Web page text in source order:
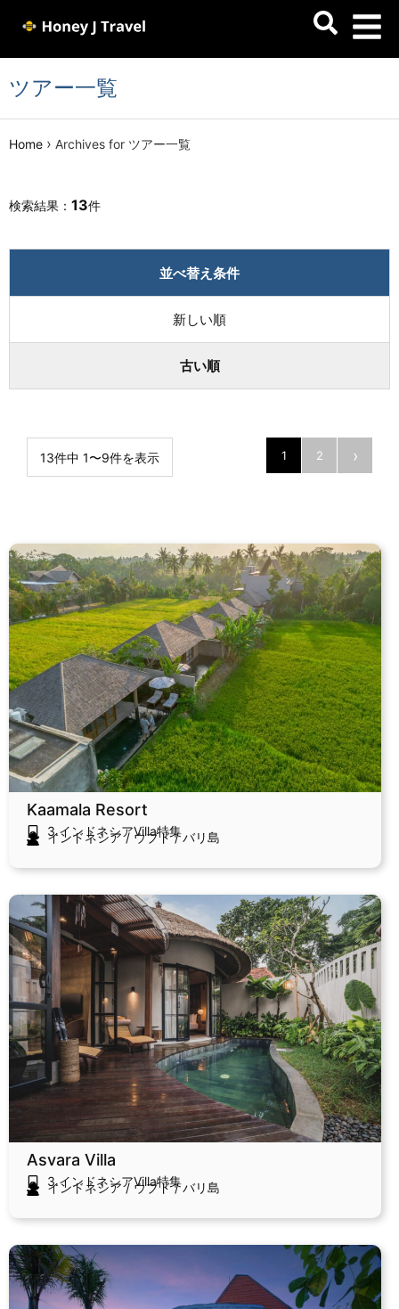
ツアー一覧
Home › Archives for ツアー一覧
検索結果： 13件
並べ替え条件
新しい順
古い順
13件中 1〜9件を表示 1 2 ›
Kaamala Resort
3.インドネシアVilla特集
インドネシア/ ウブド/バリ島
Asvara Villa
3.インドネシアVilla特集
インドネシア/ ウブド/バリ島